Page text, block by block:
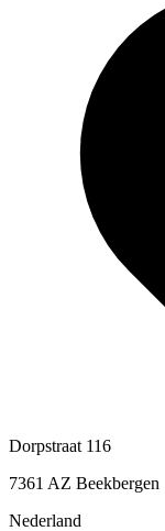
Dorpstraat 116
7361 AZ Beekbergen
Nederland